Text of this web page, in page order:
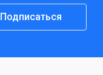
Подписаться